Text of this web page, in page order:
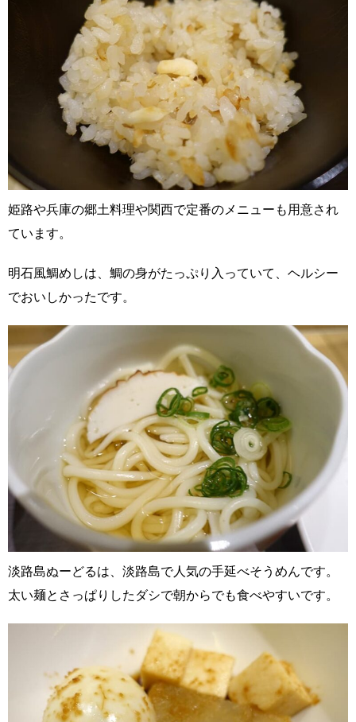
姫路や兵庫の郷土料理や関西で定番のメニューも用意され
ています。
明石風鯛めしは、鯛の身がたっぷり入っていて、ヘルシー
でおいしかったです。
淡路島ぬーどるは、淡路島で人気の手延べそうめんです。
太い麺とさっぱりしたダシで朝からでも食べやすいです。